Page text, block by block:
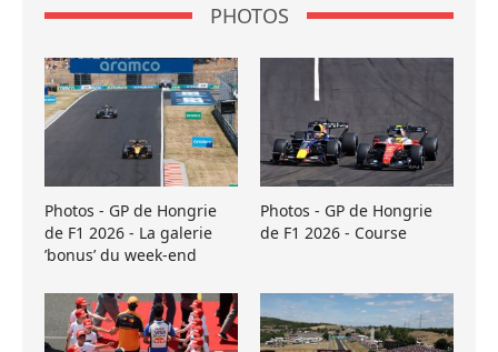
PHOTOS
Photos - GP de Hongrie
de F1 2026 - La galerie
’bonus’ du week-end
Photos - GP de Hongrie
de F1 2026 - Course